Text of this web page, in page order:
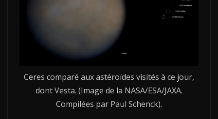
Ceres comparé aux astéroïdes visités à ce jour,
dont Vesta. (Image de la NASA/ESA/JAXA.
Compilées par Paul Schenck).